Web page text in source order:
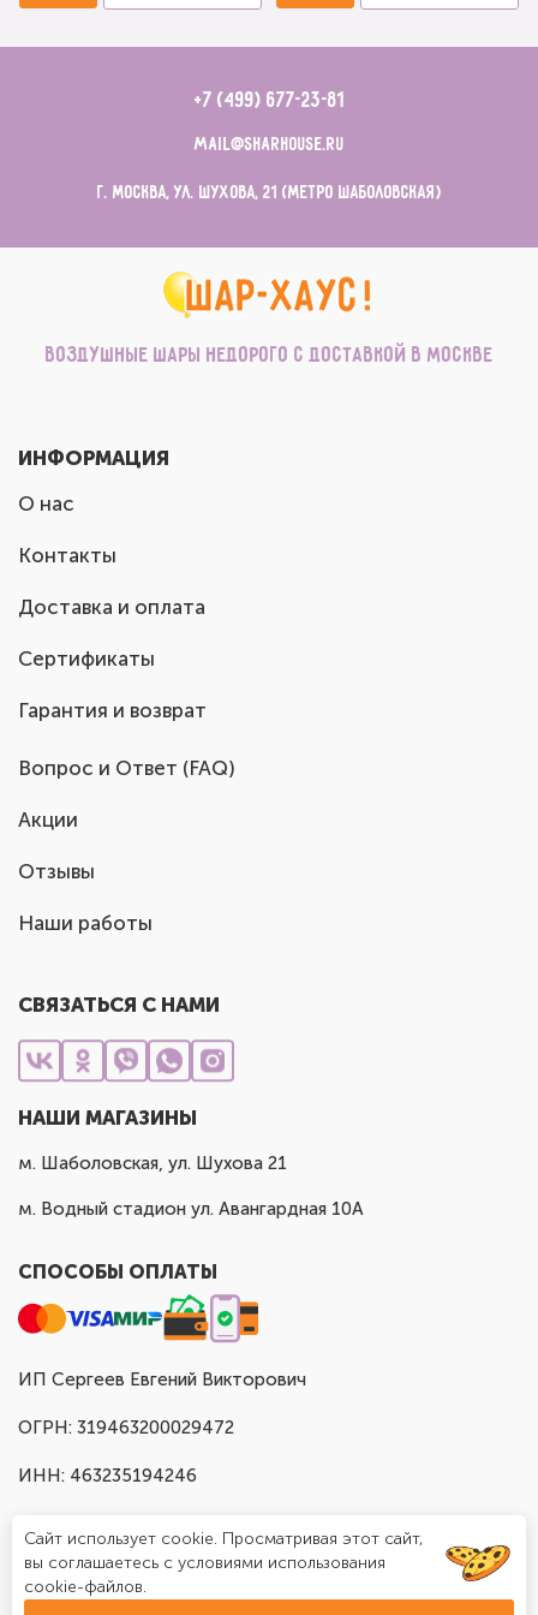
+7 (499) 677-23-81
mail@sharhouse.ru
г. Москва, ул. Шухова, 21 (метро Шаболовская)
Воздушные шары недорого с доставкой в Москве
ИНФОРМАЦИЯ
О нас
Контакты
Доставка и оплата
Сертификаты
Гарантия и возврат
Вопрос и Ответ (FAQ)
Акции
Отзывы
Наши работы
СВЯЗАТЬСЯ С НАМИ
НАШИ МАГАЗИНЫ
м. Шаболовская, ул. Шухова 21
м. Водный стадион ул. Авангардная 10А
СПОСОБЫ ОПЛАТЫ
ИП Сергеев Евгений Викторович
ОГРН: 319463200029472
ИНН: 463235194246
Сайт использует cookie. Просматривая этот сайт,
вы соглашаетесь с условиями использования
cookie-файлов.